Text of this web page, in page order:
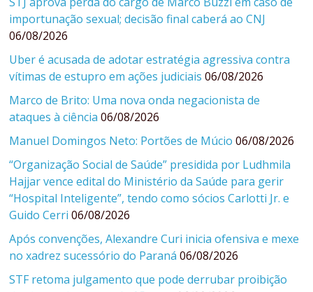
importunação sexual; decisão final caberá ao CNJ
06/08/2026
Uber é acusada de adotar estratégia agressiva contra
vítimas de estupro em ações judiciais 06/08/2026
Marco de Brito: Uma nova onda negacionista de
ataques à ciência 06/08/2026
Manuel Domingos Neto: Portões de Múcio 06/08/2026
“Organização Social de Saúde” presidida por Ludhmila
Hajjar vence edital do Ministério da Saúde para gerir
“Hospital Inteligente”, tendo como sócios Carlotti Jr. e
Guido Cerri 06/08/2026
Após convenções, Alexandre Curi inicia ofensiva e mexe
no xadrez sucessório do Paraná 06/08/2026
STF retoma julgamento que pode derrubar proibição